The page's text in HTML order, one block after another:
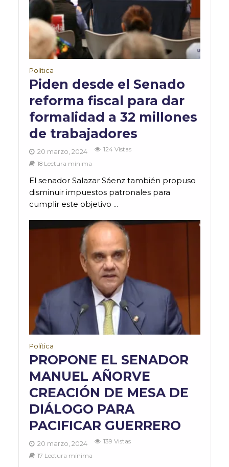
Política
Piden desde el Senado
reforma fiscal para dar
formalidad a 32 millones
de trabajadores
20 marzo, 2024
124 Vistas
18 Lectura mínima
El senador Salazar Sáenz también propuso
disminuir impuestos patronales para
cumplir este objetivo ...
Política
PROPONE EL SENADOR
MANUEL AÑORVE
CREACIÓN DE MESA DE
DIÁLOGO PARA
PACIFICAR GUERRERO
20 marzo, 2024
139 Vistas
17 Lectura mínima